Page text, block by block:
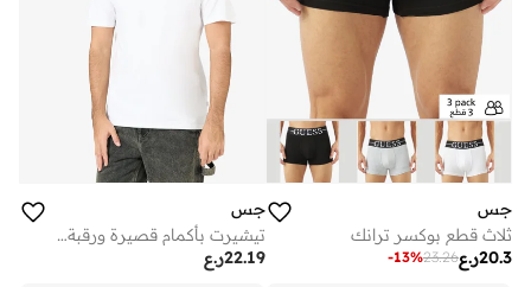
جس
ثلاث قطع بوكسر ترانك
ر.ع20.3
23.26
-13%
جس
تيشيرت بأكمام قصيرة ورقبة دائرية مطرز بشعار
ر.ع22.19